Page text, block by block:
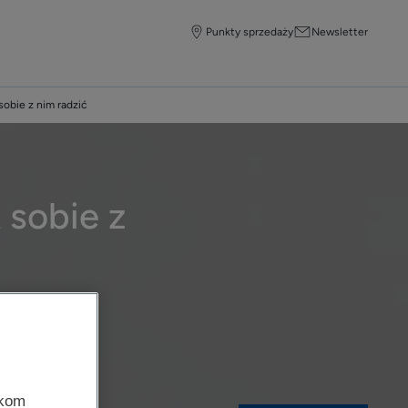
Punkty sprzedaży Newsletter
z nim radzić
z